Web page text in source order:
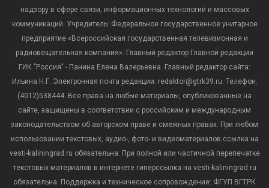
надзору в сфере связи, информационных технологий и массовых
коммуникаций. Учредитель: Федеральное государственное унитарное
предприятие «Всероссийская государственная телевизионная и
радиовещательная компания». Главный редактор Главной редакции
ГИК "Россия" - Панина Елена Валерьевна. Главный редактор сайта:
Ильина Н.Г. Электронная почта редакции: redaktor@gtrk39.ru. Телефон:
(4012)538444. Все права на любые материалы, опубликованные на
сайте, защищены в соответствии с российским и международным
законодательством об авторском праве и смежных правах. При любом
использовании текстовых, аудио-, фото- и видеоматериалов ссылка на
vesti-kaliningrad.ru обязательна. При полной или частичной перепечатке
текстовых материалов в интернете гиперссылка на vesti-kaliningrad.ru
обязательна. Поддержка и техническое сопровождение: ФГУП ВГТРК